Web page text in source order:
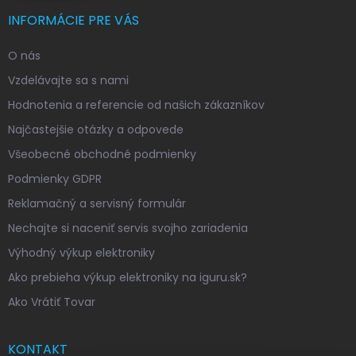
INFORMÁCIE PRE VÁS
O nás
Vzdelávajte sa s nami
Hodnotenia a referencie od našich zákazníkov
Najčastejšie otázky a odpovede
Všeobecné obchodné podmienky
Podmienky GDPR
Reklamačný a servisný formulár
Nechajte si naceniť servis svojho zariadenia
Výhodný výkup elektroniky
Ako prebieha výkup elektroniky na iguru.sk?
Ako Vrátiť Tovar
KONTAKT